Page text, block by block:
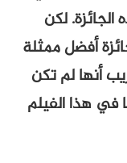
لكن
أفضل ممثلة
أنها لم تكن
في هذا الفيلم